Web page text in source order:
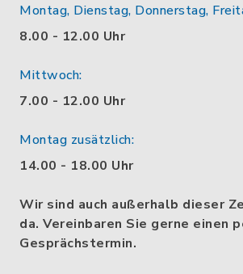
Montag, Dienstag, Donnerstag,
8.00 - 12.00 Uhr
Mittwoch:
7.00 - 12.00 Uhr
Montag zusätzlich:
14.00 - 18.00 Uhr
Wir sind auch außerhalb dieser
da. Vereinbaren Sie gerne einen
Gesprächstermin.